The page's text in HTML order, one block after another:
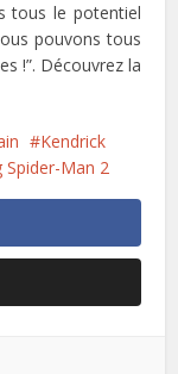
tous le potentiel
pouvons tous
!”. Découvrez la
Kendrick
Spider-Man 2